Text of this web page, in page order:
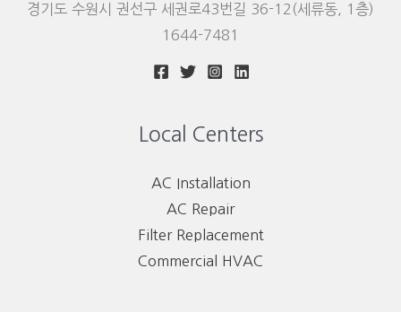
경기도 수원시 권선구 세권로43번길 36-12(세류동, 1층)
1644-7481
Local Centers
AC Installation
AC Repair
Filter Replacement
Commercial HVAC